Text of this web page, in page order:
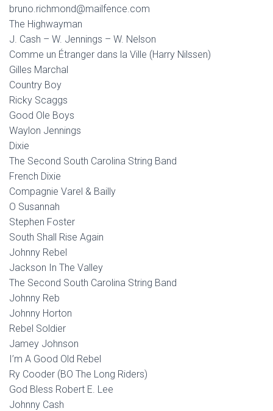
bruno.richmond@mailfence.com
The Highwayman
J. Cash – W. Jennings – W. Nelson
Comme un Étranger dans la Ville (Harry Nilssen)
Gilles Marchal
Country Boy
Ricky Scaggs
Good Ole Boys
Waylon Jennings
Dixie
The Second South Carolina String Band
French Dixie
Compagnie Varel & Bailly
O Susannah
Stephen Foster
South Shall Rise Again
Johnny Rebel
Jackson In The Valley
The Second South Carolina String Band
Johnny Reb
Johnny Horton
Rebel Soldier
Jamey Johnson
I’m A Good Old Rebel
Ry Cooder (BO The Long Riders)
God Bless Robert E. Lee
Johnny Cash